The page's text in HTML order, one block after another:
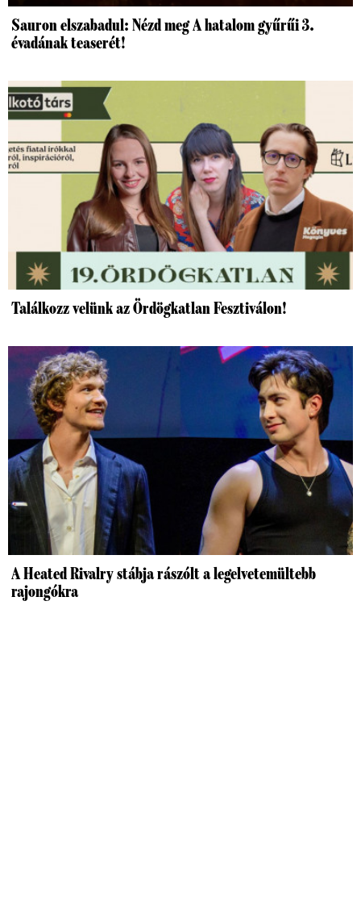
Sauron elszabadul: Nézd meg A hatalom gyűrűi 3.
évadának teaserét!
Találkozz velünk az Ördögkatlan Fesztiválon!
A Heated Rivalry stábja rászólt a legelvetemültebb
rajongókra